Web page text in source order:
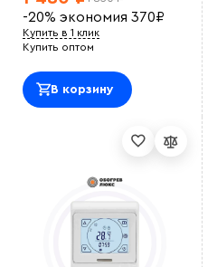
-20% экономия 370₽
Купить в 1 клик
Купить оптом
В корзину